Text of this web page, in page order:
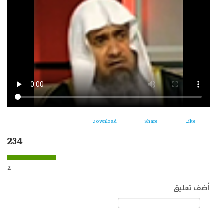
Like
Share
Download
234
2
أضف تعليق